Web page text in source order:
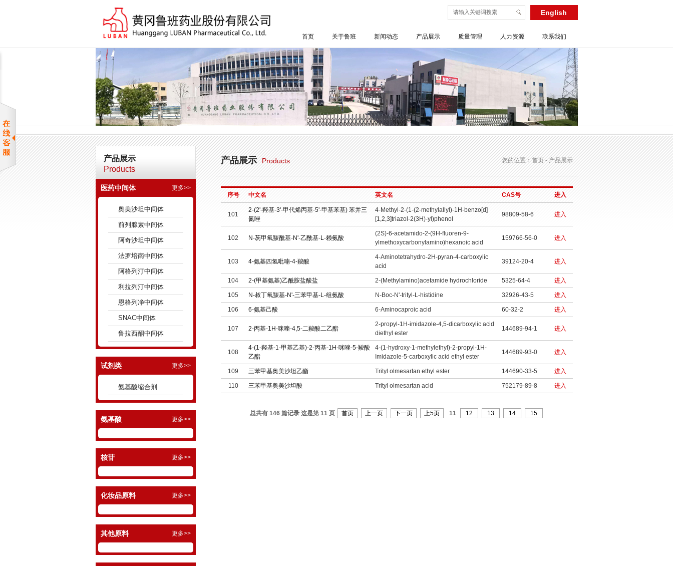
English
首页 关于鲁班 新闻动态 产品展示 质量管理 人力资源 联系我们
产品展示
Products
医药中间体 更多>>
奥美沙坦中间体
前列腺素中间体
阿奇沙坦中间体
法罗培南中间体
阿格列汀中间体
利拉列汀中间体
恩格列净中间体
SNAC中间体
鲁拉西酮中间体
试剂类 更多>>
氨基酸缩合剂
氨基酸 更多>>
核苷 更多>>
化妆品原料 更多>>
其他原料 更多>>
您的位置：首页 - 产品展示
产品展示 Products
序号 中文名 英文名 CAS号 进入
101
2-(2'-羟基-3'-甲代烯丙基-5'-甲基苯基) 苯并三
氮唑
4-Methyl-2-(1-(2-methylallyl)-1H-benzo[d]
[1,2,3]triazol-2(3H)-yl)phenol
98809-58-6 进入
102 N-芴甲氧羰酰基-N'-乙酰基-L-赖氨酸
(2S)-6-acetamido-2-(9H-fluoren-9-
ylmethoxycarbonylamino)hexanoic acid
159766-56-0 进入
103 4-氨基四氢吡喃-4-羧酸
4-Aminotetrahydro-2H-pyran-4-carboxylic
acid
39124-20-4 进入
104 2-(甲基氨基)乙酰胺盐酸盐 2-(Methylamino)acetamide hydrochloride 5325-64-4 进入
105 N-叔丁氧羰基-N'-三苯甲基-L-组氨酸 N-Boc-N'-trityl-L-histidine 32926-43-5 进入
106 6-氨基己酸 6-Aminocaproic acid 60-32-2 进入
107 2-丙基-1H-咪唑-4,5-二羧酸二乙酯
2-propyl-1H-imidazole-4,5-dicarboxylic acid
diethyl ester
144689-94-1 进入
108
4-(1-羟基-1-甲基乙基)-2-丙基-1H-咪唑-5-羧酸
乙酯
4-(1-hydroxy-1-methylethyl)-2-propyl-1H-
Imidazole-5-carboxylic acid ethyl ester
144689-93-0 进入
109 三苯甲基奥美沙坦乙酯 Trityl olmesartan ethyl ester 144690-33-5 进入
110 三苯甲基奥美沙坦酸 Trityl olmesartan acid 752179-89-8 进入
总共有 146 篇记录 这是第 11 页 首页 上一页 下一页 上5页 11 12 13 14 15